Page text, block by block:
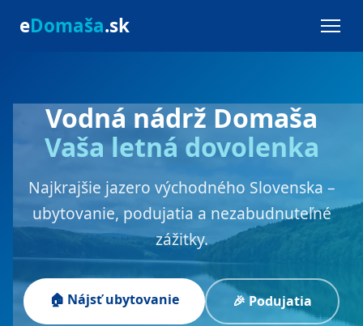
eDomaša.sk
Vodná nádrž Domaša
Vaša letná dovolenka
Najkrajšie jazero východného Slovenska –
ubytovanie, podujatia a nezabudnuteľné
zážitky.
🏠 Nájsť ubytovanie 🎉 Podujatia